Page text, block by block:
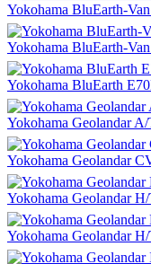
Yokohama BluEarth-
Yokohama BluEarth-
Yokohama BluEarth
Yokohama Geolandar
Yokohama Geolandar
Yokohama Geolandar
Yokohama Geolandar